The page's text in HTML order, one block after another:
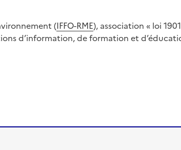
(IFFO-RME), association « loi
d’information, de formation et